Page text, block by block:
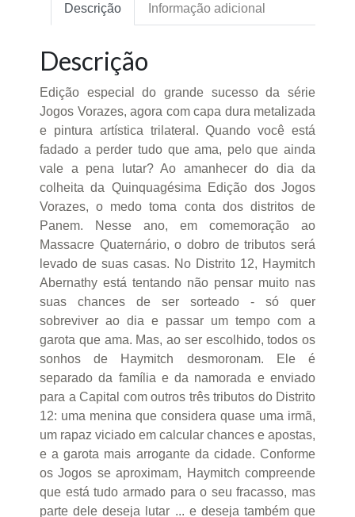
Descrição Informação adicional
Descrição
Edição especial do grande sucesso da série
Jogos Vorazes, agora com capa dura metalizada
e pintura artística trilateral. Quando você está
fadado a perder tudo que ama, pelo que ainda
vale a pena lutar? Ao amanhecer do dia da
colheita da Quinquagésima Edição dos Jogos
Vorazes, o medo toma conta dos distritos de
Panem. Nesse ano, em comemoração ao
Massacre Quaternário, o dobro de tributos será
levado de suas casas. No Distrito 12, Haymitch
Abernathy está tentando não pensar muito nas
suas chances de ser sorteado - só quer
sobreviver ao dia e passar um tempo com a
garota que ama. Mas, ao ser escolhido, todos os
sonhos de Haymitch desmoronam. Ele é
separado da família e da namorada e enviado
para a Capital com outros três tributos do Distrito
12: uma menina que considera quase uma irmã,
um rapaz viciado em calcular chances e apostas,
e a garota mais arrogante da cidade. Conforme
os Jogos se aproximam, Haymitch compreende
que está tudo armado para o seu fracasso, mas
parte dele deseja lutar ... e deseja também que